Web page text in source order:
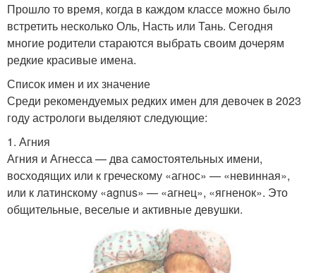
Прошло то время, когда в каждом классе можно было
встретить несколько Оль, Насть или Тань. Сегодня
многие родители стараются выбрать своим дочерям
редкие красивые имена.
Список имен и их значение
Среди рекомендуемых редких имен для девочек в 2023
году астрологи выделяют следующие:
1. Агния
Агния и Агнесса — два самостоятельных имени,
восходящих или к греческому «агнос» — «невинная»,
или к латинскому «agnus» — «агнец», «ягненок». Это
общительные, веселые и активные девушки.